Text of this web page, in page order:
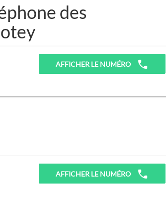
des
AFFICHER LE NUMÉRO
AFFICHER LE NUMÉRO